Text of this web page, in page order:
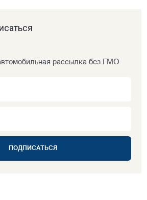
рассылка без ГМО
ПОДПИСАТЬСЯ